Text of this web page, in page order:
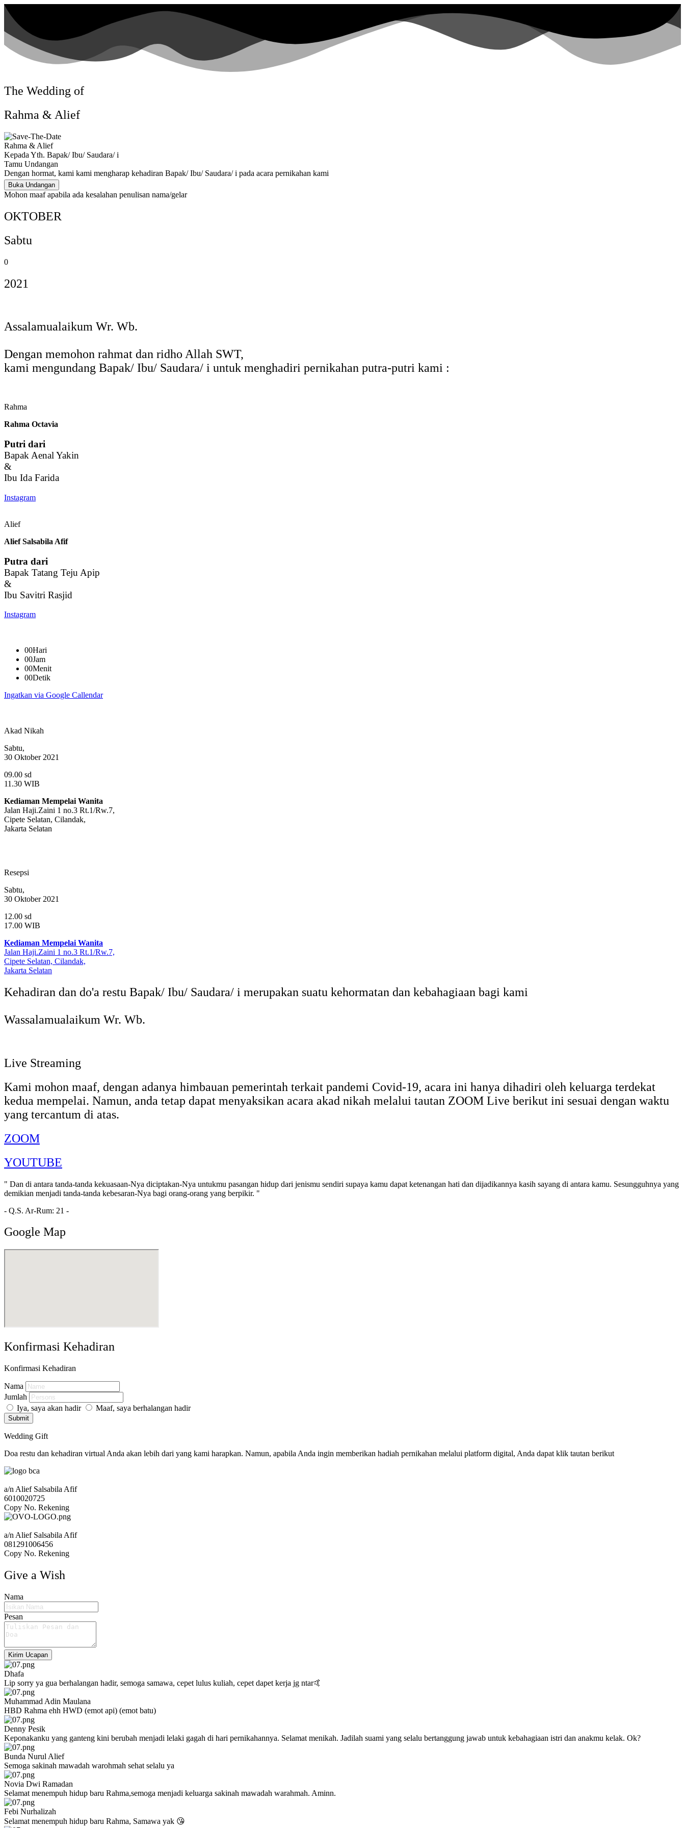
The Wedding of
Rahma & Alief
Rahma & Alief
Kepada Yth. Bapak/ Ibu/ Saudara/ i
Tamu Undangan
Dengan hormat, kami kami mengharap kehadiran Bapak/ Ibu/ Saudara/ i pada acara pernikahan kami
Buka Undangan
Mohon maaf apabila ada kesalahan penulisan nama/gelar
OKTOBER
Sabtu
0
2021
Assalamualaikum Wr. Wb.
Dengan memohon rahmat dan ridho Allah SWT,
kami mengundang Bapak/ Ibu/ Saudara/ i untuk menghadiri pernikahan putra-putri kami :
Rahma
Rahma Octavia
Putri dari
Bapak Aenal Yakin
&
Ibu Ida Farida
Instagram
Alief
Alief Salsabila Afif
Putra dari
Bapak Tatang Teju Apip
&
Ibu Savitri Rasjid
Instagram
00Hari
00Jam
00Menit
00Detik
Ingatkan via Google Callendar
Akad Nikah
Sabtu,
30 Oktober 2021
09.00 sd
11.30 WIB
Kediaman Mempelai Wanita
Jalan Haji.Zaini 1 no.3 Rt.1/Rw.7,
Cipete Selatan, Cilandak,
Jakarta Selatan
Resepsi
Sabtu,
30 Oktober 2021
12.00 sd
17.00 WIB
Kediaman Mempelai Wanita
Jalan Haji.Zaini 1 no.3 Rt.1/Rw.7,
Cipete Selatan, Cilandak,
Jakarta Selatan
Kehadiran dan do'a restu Bapak/ Ibu/ Saudara/ i merupakan suatu kehormatan dan kebahagiaan bagi kami
Wassalamualaikum Wr. Wb.
Live Streaming
Kami mohon maaf, dengan adanya himbauan pemerintah terkait pandemi Covid-19, acara ini hanya dihadiri oleh keluarga terdekat
kedua mempelai. Namun, anda tetap dapat menyaksikan acara akad nikah melalui tautan ZOOM Live berikut ini sesuai dengan waktu
yang tercantum di atas.
ZOOM
YOUTUBE
" Dan di antara tanda-tanda kekuasaan-Nya diciptakan-Nya untukmu pasangan hidup dari jenismu sendiri supaya kamu dapat ketenangan hati dan dijadikannya kasih sayang di antara kamu. Sesungguhnya yang
demikian menjadi tanda-tanda kebesaran-Nya bagi orang-orang yang berpikir. "
- Q.S. Ar-Rum: 21 -
Google Map
Konfirmasi Kehadiran
Konfirmasi Kehadiran
Nama
Jumlah
Iya, saya akan hadir
Maaf, saya berhalangan hadir
Submit
Wedding Gift
Doa restu dan kehadiran virtual Anda akan lebih dari yang kami harapkan. Namun, apabila Anda ingin memberikan hadiah pernikahan melalui platform digital, Anda dapat klik tautan berikut
a/n Alief Salsabila Afif
6010020725
Copy No. Rekening
a/n Alief Salsabila Afif
081291006456
Copy No. Rekening
Give a Wish
Nama
Pesan
Kirim Ucapan
Dhafa
Lip sorry ya gua berhalangan hadir, semoga samawa, cepet lulus kuliah, cepet dapet kerja jg ntar🤙
Muhammad Adin Maulana
HBD Rahma ehh HWD (emot api) (emot batu)
Denny Pesik
Keponakanku yang ganteng kini berubah menjadi lelaki gagah di hari pernikahannya. Selamat menikah. Jadilah suami yang selalu bertanggung jawab untuk kebahagiaan istri dan anakmu kelak. Ok?
Bunda Nurul Alief
Semoga sakinah mawadah warohmah sehat selalu ya
Novia Dwi Ramadan
Selamat menempuh hidup baru Rahma,semoga menjadi keluarga sakinah mawadah warahmah. Aminn.
Febi Nurhalizah
Selamat menempuh hidup baru Rahma, Samawa yak 😘